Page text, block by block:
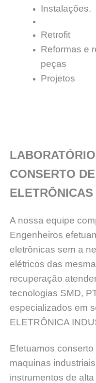
Instalações.
Retrofit
Reformas e
peças
Projetos
CONSERTO
ELETRÔNICAS
A nossa equipe
Engenheiros
eletrônicas sem a
elétricos das
recuperação
tecnologias SMD,
especializados em
ELETRÔNICA
Efetuamos
maquinas
instrumentos de